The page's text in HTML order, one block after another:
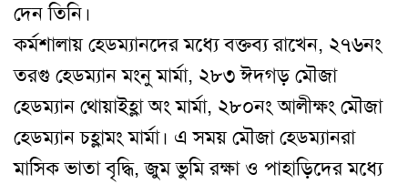
দেন তিনি।
কর্মশালায় হেডম্যানদের মধ্যে বক্তব্য রাখেন, ২৭৬নং
তরগু হেডম্যান মংনু মার্মা, ২৮৩ ঈদগড় মৌজা
হেডম্যান থোয়াইহ্লা অং মার্মা, ২৮০নং আলীক্ষং মৌজা
হেডম্যান চহ্লামং মার্মা। এ সময় মৌজা হেডম্যানরা
মাসিক ভাতা বৃদ্ধি, জুম ভুমি রক্ষা ও পাহাড়িদের মধ্যে